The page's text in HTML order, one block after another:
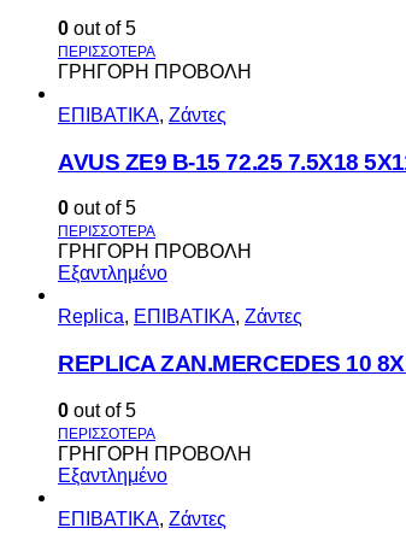
0 out of 5
ΓΡΗΓΟΡΗ ΠΡΟΒΟΛΗ
ΕΠΙΒΑΤΙΚΑ, Ζάντες
AVUS ΖΕ9 Β-15 72.25 7.5Χ18
0 out of 5
ΓΡΗΓΟΡΗ ΠΡΟΒΟΛΗ
Εξαντλημένο
Replica, ΕΠΙΒΑΤΙΚΑ, Ζάντες
REPLICA ZAN.MERCEDES 10
0 out of 5
ΓΡΗΓΟΡΗ ΠΡΟΒΟΛΗ
Εξαντλημένο
ΕΠΙΒΑΤΙΚΑ, Ζάντες